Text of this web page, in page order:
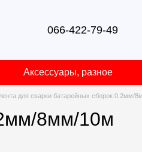
066-422-79-49
Аксессуары, разное
для сварки батарейных сборок 0.2мм/
8мм/10м